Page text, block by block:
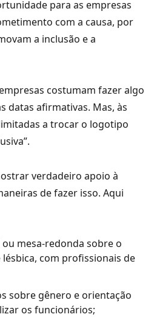
para as empresas
com a causa, por
a inclusão e a
costumam fazer algo
datas afirmativas. Mas, às
a trocar o logotipo
verdadeiro apoio à
de fazer isso. Aqui
mesa-redonda sobre o
com profissionais de
sobre gênero e orientação
os funcionários;